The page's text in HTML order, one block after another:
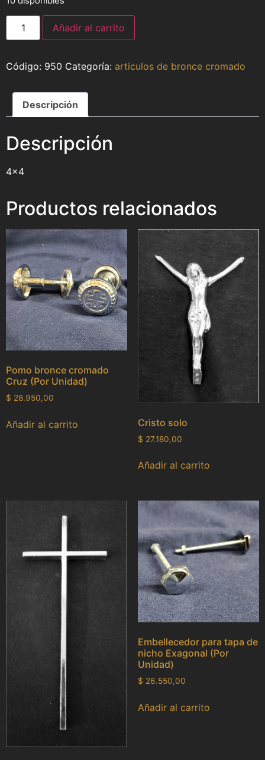
Añadir al carrito
950 Categoría: articulos de bronce cromado
Descripción
Descripción
4×4
Productos relacionados
Pomo bronce cromado
Cruz (Por Unidad)
$ 28.950,00
Añadir al carrito Cristo solo
$ 27.180,00
Añadir al carrito
Embellecedor para tapa de
nicho Exagonal (Por
Unidad)
$ 26.550,00
Añadir al carrito